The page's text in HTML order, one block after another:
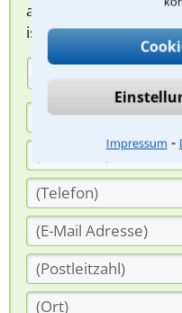
Impressum ⁃
abzuklären. Die
ist für Sie kostenlos.